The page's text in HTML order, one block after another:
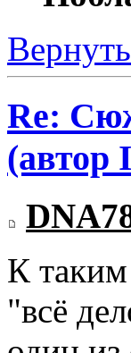
Re:
К
"всё